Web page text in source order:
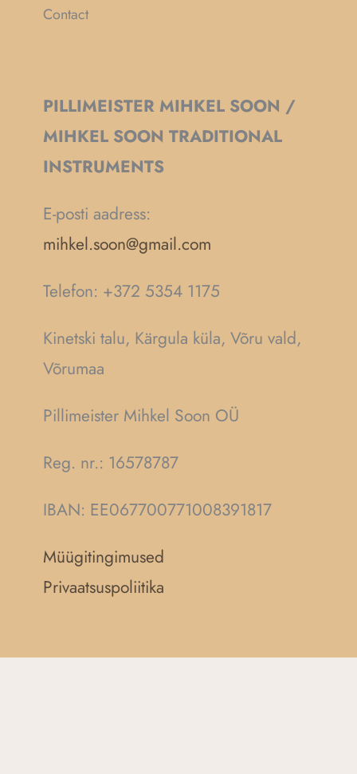
Contact
PILLIMEISTER MIHKEL SOON /
MIHKEL SOON TRADITIONAL
INSTRUMENTS
E-posti aadress:
mihkel.soon@gmail.com
Telefon: +372 5354 1175
Kinetski talu, Kärgula küla, Võru vald,
Võrumaa
Pillimeister Mihkel Soon OÜ
Reg. nr.: 16578787
IBAN: EE067700771008391817
Müügitingimused
Privaatsuspoliitika